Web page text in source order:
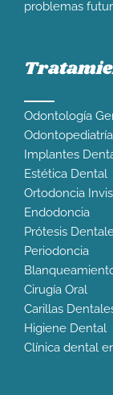
problemas
Odontología
Odontopediatría
Implantes
Estética Dental
Ortodoncia
Endodoncia
Prótesis
Periodoncia
Cirugía Oral
Carillas
Higiene Dental
Clínica dental